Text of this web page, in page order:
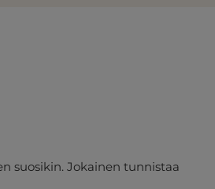
suosikin. Jokainen tunnistaa